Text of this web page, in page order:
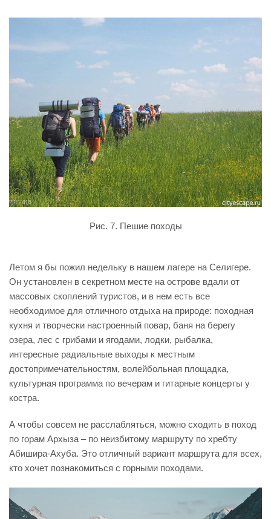
Рис. 7. Пешие походы
Летом я бы пожил недельку в нашем лагере на Селигере.
Он установлен в секретном месте на острове вдали от
массовых скоплений туристов, и в нем есть все
необходимое для отличного отдыха на природе: походная
кухня и творчески настроенный повар, баня на берегу
озера, лес с грибами и ягодами, лодки, рыбалка,
интересные радиальные выходы к местным
достопримечательностям, волейбольная площадка,
культурная программа по вечерам и гитарные концерты у
костра.
А чтобы совсем не расслабляться, можно сходить в поход
по горам Архыза – по неизбитому маршруту по хребту
Абишира-Ахуба. Это отличный вариант маршрута для всех,
кто хочет познакомиться с горными походами.